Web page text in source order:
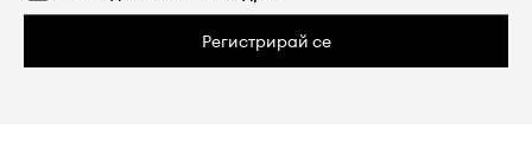
Регистрирай се